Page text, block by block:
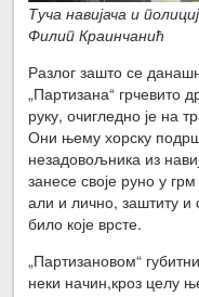
Туча навијача и
Филип Краинчанић
Разлог зашто се
„Партизана“ грчевито
руку, очигледно је на
Они њему хорску
незадовољника из
занесе своје руно у
али и лично, заштиту и
било које врсте.
„Партизановом“
неки начин,кроз целу